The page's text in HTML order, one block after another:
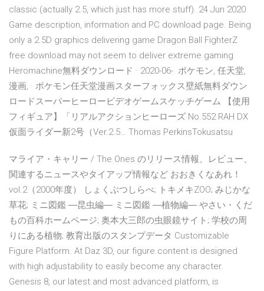
classic (actually 2.5, which just has more stuff). 24 Jun 2020
Game description, information and PC download page. Being
only a 2.5D graphics delivering game Dragon Ball FighterZ
free download may not seem to deliver extreme gaming
Heromachine無料ダウンロード · 2020-06- ポケモン, 任天堂,
漫画, · ポケモン任天堂漫画スターフォックス壁紙無料ダウン
ロードスーパーヒーロービデオゲームスケッチゲーム 【使用
フィギュア】「リアルアクションヒーローズ No.552 RAH DX
仮面ライダー新2号（Ver.2.5… Thomas PerkinsTokusatsu
マライア・キャリー / The Ones のリリース情報、レビュー、
関連するニュースやタイアップ情報など おおきくなあれ！
vol.2（2000年度） しょくぶつしらべ; トキメキZOO; みじかな
草花; ミニ図鑑 ―昆虫編― ミニ図鑑 ―植物編― やさい・くだ
もの百科ホームページ; 奥本大三郎の虫眼鏡サイト; 学校の周
りにある植物; 教育出版のスタンプデータ Customizable
Figure Platform. At Daz 3D, our figure content is designed
with high adjustability to easily become any character.
Genesis 8, our latest and most advanced platform, is